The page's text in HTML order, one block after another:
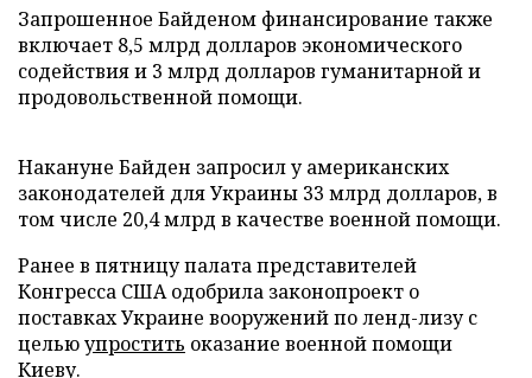
Запрошенное Байденом финансирование также
включает 8,5 млрд долларов экономического
содействия и 3 млрд долларов гуманитарной и
продовольственной помощи.
Накануне Байден запросил у американских
законодателей для Украины 33 млрд долларов, в
том числе 20,4 млрд в качестве военной помощи.
Ранее в пятницу палата представителей
Конгресса США одобрила законопроект о
поставках Украине вооружений по ленд-лизу с
цельюупростить оказание военной помощи
Киеву.